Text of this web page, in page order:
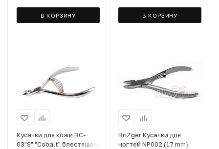
В КОРЗИНУ В КОРЗИНУ
Кусачки для кожи ВC-
03"S" "Cobalt" блестящее
BriZger Кусачки для
ногтей NP002 (17 mm),